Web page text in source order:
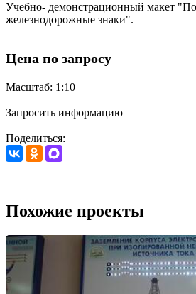
Учебно- демонстрационный макет
железнодорожные знаки".
Цена по запросу
Масштаб: 1:10
Запросить информацию
Поделиться:
Похожие проекты